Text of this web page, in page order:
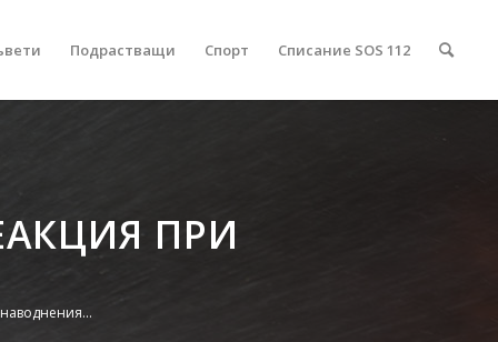
Подрастващи Спорт Списание SOS 112
ПРИ